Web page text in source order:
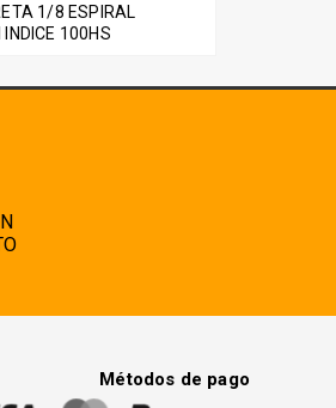
1/8 ESPIRAL
INDICE 100HS
Métodos de pago